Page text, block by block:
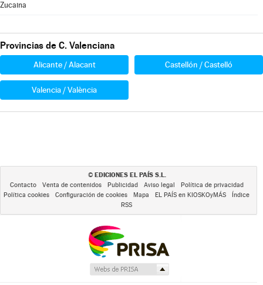
Zucaina
Provincias de C. Valenciana
Alicante / Alacant Castellón / Castelló
Valencia / València
© EDICIONES EL PAÍS S.L.
Contacto Venta de contenidos Publicidad Aviso legal
Política de privacidad
Política cookies
Configuración de cookies Mapa EL PAÍS en KIOSKOyMÁS
Índice
RSS